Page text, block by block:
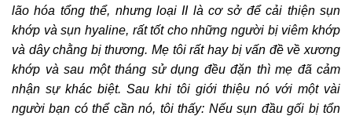
lão hóa tổng thể, nhưng loại II là cơ sở để cải thiện sụn
khớp và sụn hyaline, rất tốt cho những người bị viêm khớp
và dây chằng bị thương. Mẹ tôi rất hay bị vấn đề về xương
khớp và sau một tháng sử dụng đều đặn thì mẹ đã cảm
nhận sự khác biệt. Sau khi tôi giới thiệu nó với một vài
người bạn có thể cần nó, tôi thấy: Nếu sụn đầu gối bị tổn